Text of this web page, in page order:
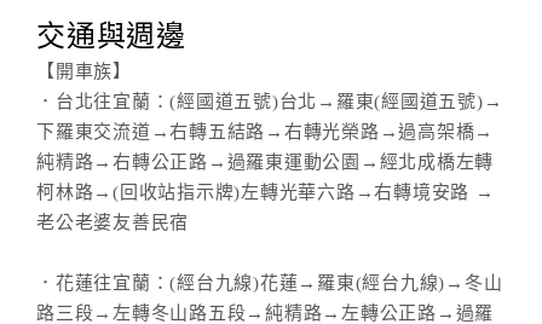
交通與週邊
【開車族】
．台北往宜蘭：(經國道五號)台北→羅東(經國道五號)→
下羅東交流道→右轉五結路→右轉光榮路→過高架橋→
純精路→右轉公正路→過羅東運動公園→經北成橋左轉
柯林路→(回收站指示牌)左轉光華六路→右轉境安路 →
老公老婆友善民宿
．花蓮往宜蘭：(經台九線)花蓮→羅東(經台九線)→冬山
路三段→左轉冬山路五段→純精路→左轉公正路→過羅